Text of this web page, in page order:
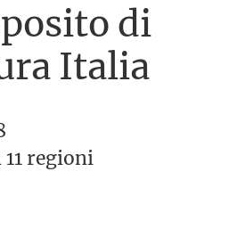
di
Italia
11 regioni